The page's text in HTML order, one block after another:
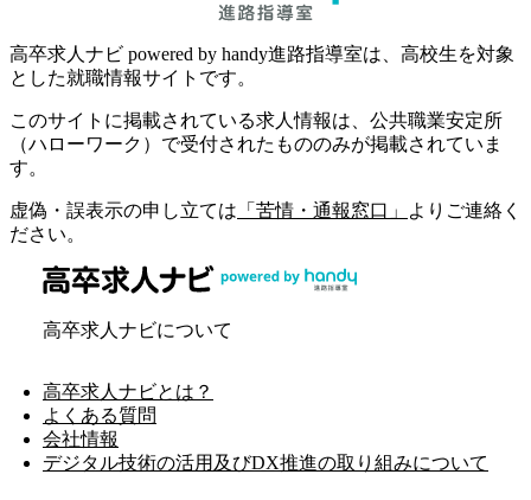
高卒求人ナビ powered by handy進路指導室は、高校生を対象
とした就職情報サイトです。
このサイトに掲載されている求人情報は、公共職業安定所
（ハローワーク）で受付されたもののみが掲載されていま
す。
虚偽・誤表示の申し立ては 「苦情・通報窓口」
よりご連絡く
ださい。
高卒求人ナビについて
高卒求人ナビとは？
よくある質問
会社情報
デジタル技術の活用及びDX推進の取り組みについて